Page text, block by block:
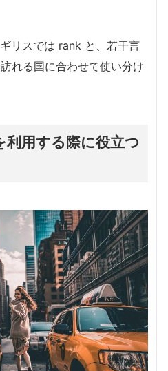
リスでは rank と、若干言
れる国に合わせて使い分け
用する際に役立つ